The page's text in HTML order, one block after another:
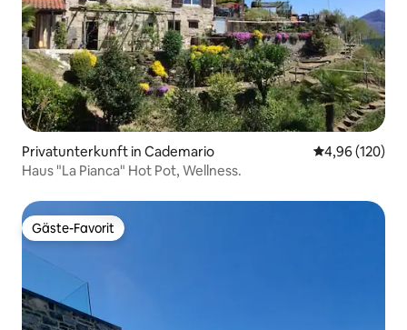
Privatunterkunft in Cademario
4,96 (120)
Haus "La Pianca" Hot Pot, Wellness.
Gäste-Favorit
Gäste-Favorit